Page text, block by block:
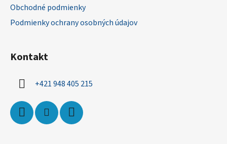
Obchodné podmienky
Podmienky ochrany osobných údajov
Kontakt
+421 948 405 215